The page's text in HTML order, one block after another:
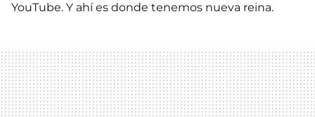
YouTube. Y ahí es donde tenemos nueva reina.